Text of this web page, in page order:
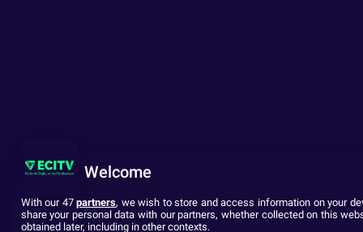
Welcome
With our 47partners, we wish to store and access information on your
share your personal data with our partners, whether collected on this
obtained later, including in other contexts.